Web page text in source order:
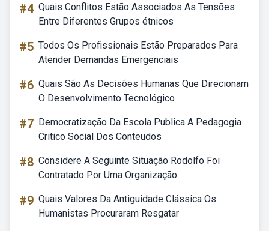
#4 Quais Conflitos Estão Associados As Tensões
Entre Diferentes Grupos étnicos
#5 Todos Os Profissionais Estão Preparados Para
Atender Demandas Emergenciais
#6 Quais São As Decisões Humanas Que Direcionam
O Desenvolvimento Tecnológico
#7 Democratização Da Escola Publica A Pedagogia
Critico Social Dos Conteudos
#8 Considere A Seguinte Situação Rodolfo Foi
Contratado Por Uma Organização
#9 Quais Valores Da Antiguidade Clássica Os
Humanistas Procuraram Resgatar